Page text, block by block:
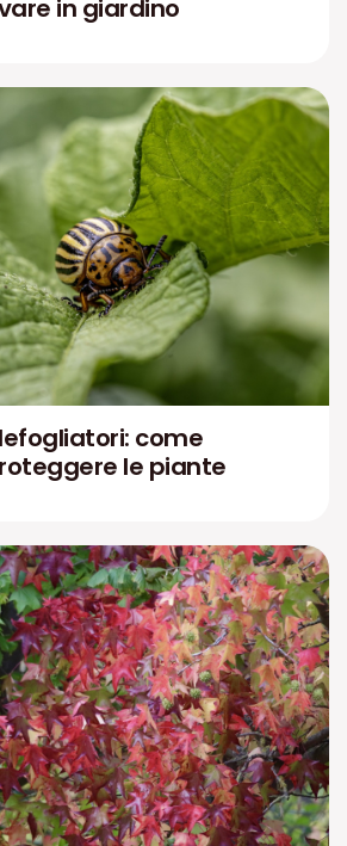
in giardino
come
le piante